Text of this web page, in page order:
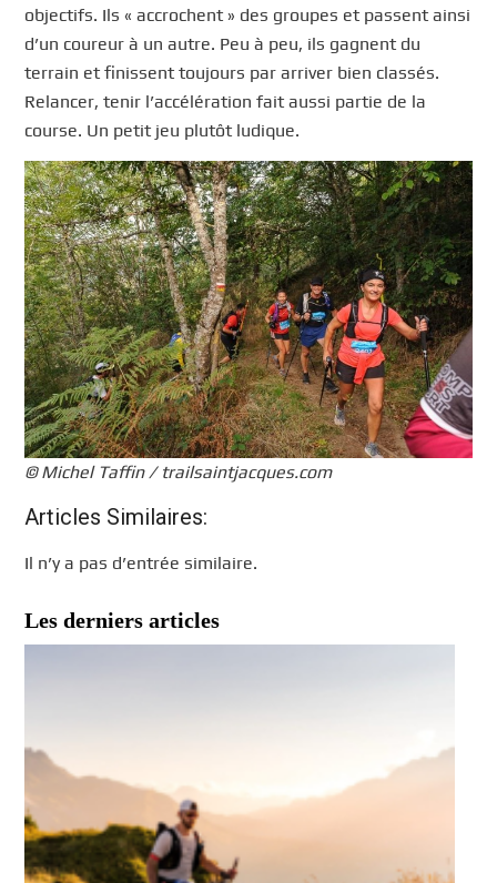
objectifs. Ils « accrochent » des groupes et passent ainsi
d’un coureur à un autre. Peu à peu, ils gagnent du
terrain et finissent toujours par arriver bien classés.
Relancer, tenir l’accélération fait aussi partie de la
course. Un petit jeu plutôt ludique.
© Michel Taffin / trailsaintjacques.com
Articles Similaires:
Il n’y a pas d’entrée similaire.
Les derniers articles